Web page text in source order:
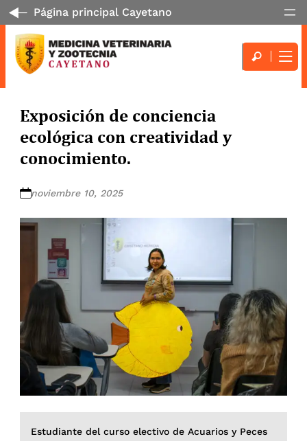
Página principal Cayetano
Exposición de conciencia
ecológica con creatividad y
conocimiento.
noviembre 10, 2025
Estudiante del curso electivo de Acuarios y Peces